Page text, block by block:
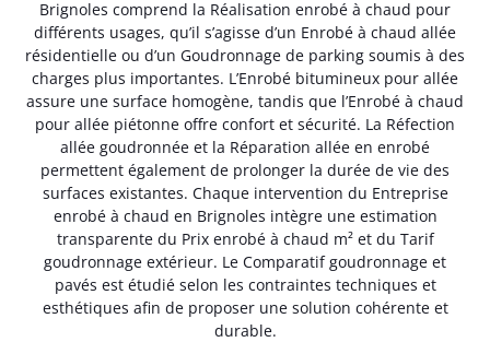
Brignoles comprend la Réalisation enrobé à chaud pour
différents usages, qu’il s’agisse d’un Enrobé à chaud allée
résidentielle ou d’un Goudronnage de parking soumis à des
charges plus importantes. L’Enrobé bitumineux pour allée
assure une surface homogène, tandis que l’Enrobé à chaud
pour allée piétonne offre confort et sécurité. La Réfection
allée goudronnée et la Réparation allée en enrobé
permettent également de prolonger la durée de vie des
surfaces existantes. Chaque intervention du Entreprise
enrobé à chaud en Brignoles intègre une estimation
transparente du Prix enrobé à chaud m² et du Tarif
goudronnage extérieur. Le Comparatif goudronnage et
pavés est étudié selon les contraintes techniques et
esthétiques afin de proposer une solution cohérente et
durable.